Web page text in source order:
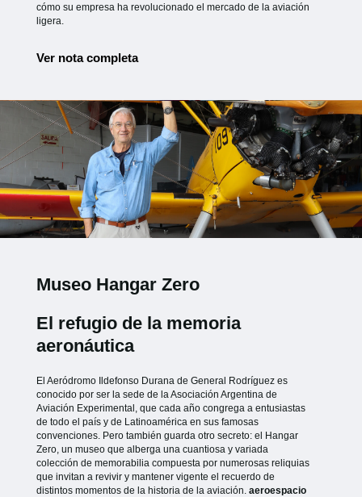
cómo su empresa ha revolucionado el mercado de la aviación
ligera.
Ver nota completa
Museo Hangar Zero
El refugio de la memoria
aeronáutica
El Aeródromo Ildefonso Durana de General Rodríguez es
conocido por ser la sede de la Asociación Argentina de
Aviación Experimental, que cada año congrega a entusiastas
de todo el país y de Latinoamérica en sus famosas
convenciones. Pero también guarda otro secreto: el Hangar
Zero, un museo que alberga una cuantiosa y variada
colección de memorabilia compuesta por numerosas reliquias
que invitan a revivir y mantener vigente el recuerdo de
distintos momentos de la historia de la aviación. aeroespacio